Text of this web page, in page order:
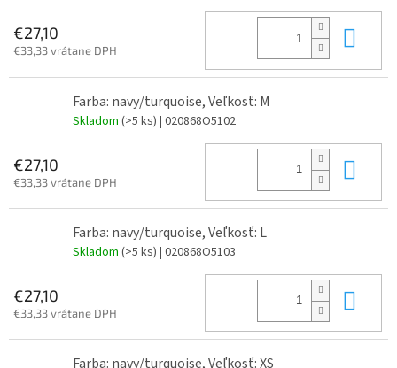
€27,10
€33,33 vrátane DPH
Farba: navy/turquoise, Veľkosť: M
Skladom (>5 ks) | 020868O5102
€27,10
€33,33 vrátane DPH
Farba: navy/turquoise, Veľkosť: L
Skladom (>5 ks) | 020868O5103
€27,10
€33,33 vrátane DPH
Farba: navy/turquoise, Veľkosť: XS